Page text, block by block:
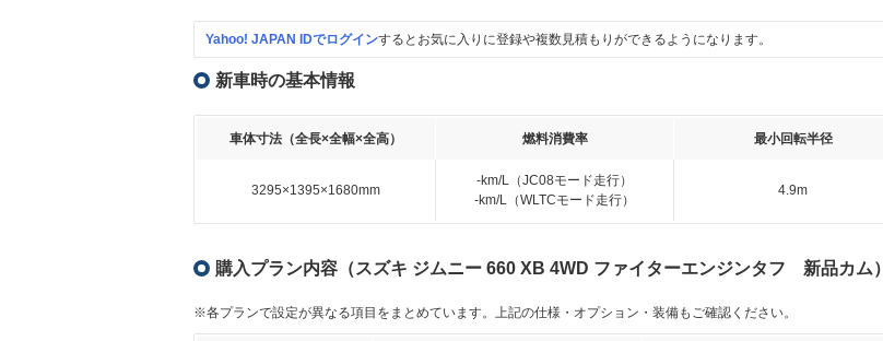
Yahoo! JAPAN IDでログインするとお気に入りに登録や複数見積もりができるようになります。
新車時の基本情報
車体寸法（全長×全幅×全高） 燃料消費率 最小回転半径
3295×1395×1680mm
-km/L（JC08モード走行）
-km/L（WLTCモード走行）
4.9m
購入プラン内容（スズキ ジムニー 660 XB 4WD ファイターエンジンタフ 新品カム）
※各プランで設定が異なる項目をまとめています。上記の仕様・オプション・装備もご確認ください。